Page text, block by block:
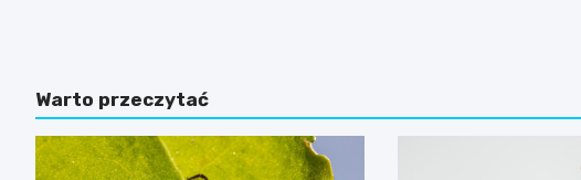
Warto przeczytać